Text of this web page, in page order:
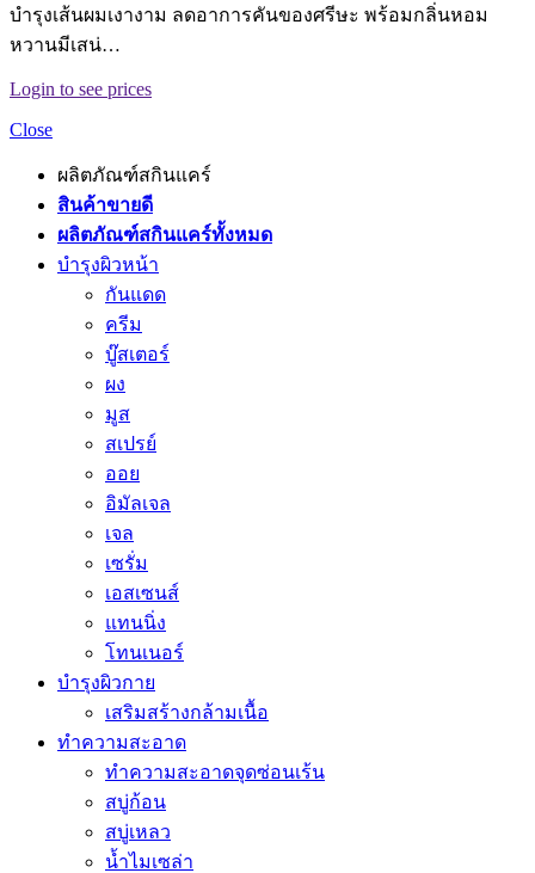
บำรุงเส้นผมเงางาม ลดอาการคันของศรีษะ พร้อมกลิ่นหอม
หวานมีเสน่…
Login to see prices
Close
ผลิตภัณฑ์สกินแคร์
สินค้าขายดี
ผลิตภัณฑ์สกินแคร์ทั้งหมด
บำรุงผิวหน้า
กันแดด
ครีม
บู๊สเตอร์
ผง
มูส
สเปรย์
ออย
อิมัลเจล
เจล
เซรั่ม
เอสเซนส์
แทนนิ่ง
โทนเนอร์
บำรุงผิวกาย
เสริมสร้างกล้ามเนื้อ
ทำความสะอาด
ทำความสะอาดจุดซ่อนเร้น
สบู่ก้อน
สบู่เหลว
น้ำไมเซล่า